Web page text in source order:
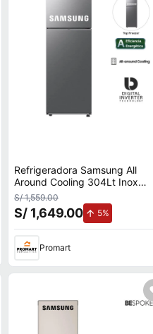
Refrigeradora Samsung All
Around Cooling 304Lt Inox
RT31DG5120S9PE
S/ 1,559.00
S/ 1,649.00 5%de aumento.
Promart